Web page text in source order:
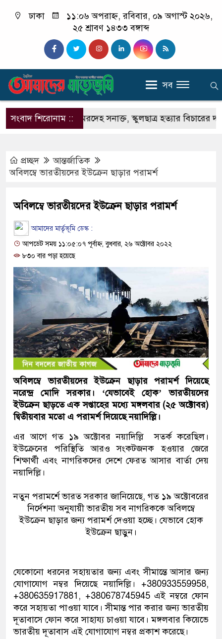
ঢাকা
১১:০৬ অপরাহ্ন, রবিবার, ০৯ অগাস্ট ২০২৬,
২৫ শ্রাবণ ১৪৩৩ বঙ্গাব্দ
সব
সংবাদ শিরোনাম ::
বস্তাবন্দি মরদেহ সনাক্ত, স্কুলছাত্র হত্যার বিচারের দাবিতে
প্রচ্ছদ
আন্তর্জাতিক
অবিলম্বে ভারতীয়দের ইউক্রেন ছাড়ার পরামর্শ
অবিলম্বে ভারতীয়দের ইউক্রেন ছাড়ার পরামর্শ
আমাদের মার্তৃভূমি ডেস্ক :
আপডেট সময় ১১:০৫:০৭ পূর্বাহ্ন, বুধবার, ২৬ অক্টোবর ২০২২
৮৩০ বার পড়া হয়েছে
অবিলম্বে ভারতীয়দের ইউক্রেন ছাড়ার পরামর্শ দিয়েছে
নরেন্দ্র মোদি সরকার। ‘যেভাবেই হোক’ ভারতীয়দের
ইউক্রেন ছাড়তে এক সপ্তাহের মধ্যে মঙ্গলবার (২৫ অক্টোবর)
দ্বিতীয়বার মতো এ পরামর্শ দিয়েছে নয়াদিল্লি।
এর আগে গত ১৯ অক্টোবর নয়াদিল্লি সতর্ক করেছিল।
ইউক্রেনের পরিস্থিতি আরও সংকটজনক হওয়ার জেরে
শিক্ষার্থী এবং নাগরিকদের দেশে ফেরত আসার বার্তা দেয়
নয়াদিল্লি।
নতুন পরামর্শে ভারত সরকার জানিয়েছে, গত ১৯ অক্টোবরের
নির্দেশনা অনুযায়ী ভারতীয় সব নাগরিককে অবিলম্বে
ইউক্রেন ছাড়ার জন্য পরামর্শ দেওয়া হচ্ছে। যেভাবে হোক
ইউক্রেন ছাড়ুন।
যেকোনো ধরনের সহায়তার জন্য এবং সীমান্তে আসার জন্য
যোগাযোগ নম্বর দিয়েছে নয়াদিল্লি। +380933559958,
+380635917881, +380678745945 এই নম্বরে ফোন
করে সহায়তা পাওয়া যাবে। সীমান্ত পার করার জন্য ভারতীয়
দূতাবাসে ফোন করে সাহায্য চাওয়া যাবে। মঙ্গলবার কিয়েভে
ভারতীয় দূতাবাস এই যোগাযোগ নম্বর প্রকাশ করেছে।